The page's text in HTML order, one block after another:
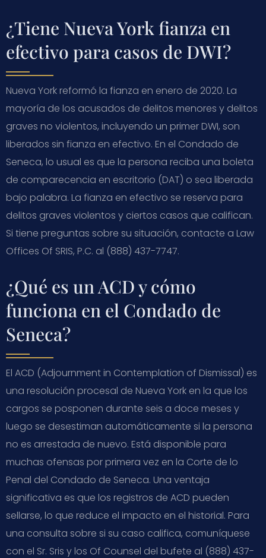
¿Tiene Nueva York fianza en
efectivo para casos de DWI?
Nueva York reformó la fianza en enero de 2020. La
mayoría de los acusados de delitos menores y delitos
graves no violentos, incluyendo un primer DWI, son
liberados sin fianza en efectivo. En el Condado de
Seneca, lo usual es que la persona reciba una boleta
de comparecencia en escritorio (DAT) o sea liberada
bajo palabra. La fianza en efectivo se reserva para
delitos graves violentos y ciertos casos que califican.
Si tiene preguntas sobre su situación, contacte a Law
Offices Of SRIS, P.C. al (888) 437-7747.
¿Qué es un ACD y cómo
funciona en el Condado de
Seneca?
El ACD (Adjournment in Contemplation of Dismissal) es
una resolución procesal de Nueva York en la que los
cargos se posponen durante seis a doce meses y
luego se desestiman automáticamente si la persona
no es arrestada de nuevo. Está disponible para
muchas ofensas por primera vez en la Corte de lo
Penal del Condado de Seneca. Una ventaja
significativa es que los registros de ACD pueden
sellarse, lo que reduce el impacto en el historial. Para
una consulta sobre si su caso califica, comuníquese
con el Sr. Sris y los Of Counsel del bufete al (888) 437-